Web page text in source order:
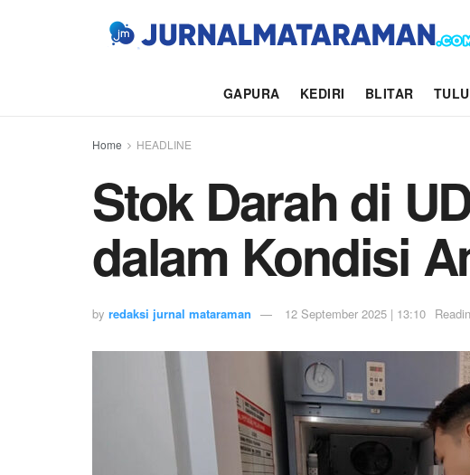
GAPURA KEDIRI BLITAR
Home HEADLINE
Stok Darah di
dalam Kondisi
by redaksi jurnal mataraman 12 September 2025 | 13:10